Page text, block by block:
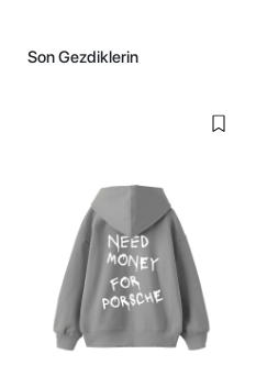
Son Gezdiklerin